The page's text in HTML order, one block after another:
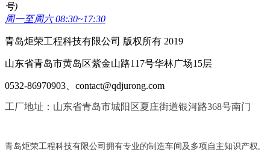
号)
周一至周六 08:30~17:30
青岛炬荣工程科技有限公司 版权所有 2019
山东省青岛市黄岛区紫金山路117号华林广场15层
0532-86970903、contact@qdjurong.com
工厂地址：山东省青岛市城阳区夏庄街道银河路368号南门
青岛炬荣工程科技有限公司拥有专业的制造车间及多项自主知识产权,